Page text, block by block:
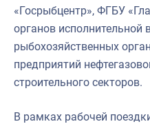
«Госрыбцентр», ФГБУ
органов исполнительной
рыбохозяйственных
предприятий
строительного секторов.
В рамках рабочей